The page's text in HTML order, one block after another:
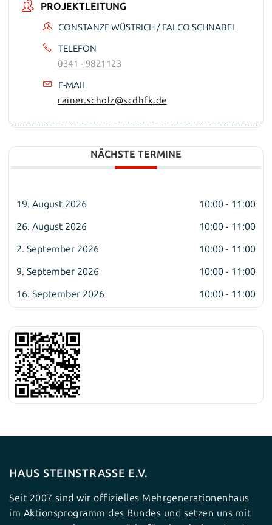
PROJEKTLEITUNG
CONSTANZE WÜSTRICH / FALCO SCHNABEL
TELEFON
0341 - 9821123
E-MAIL
rainer.scholz@scdhfk.de
NÄCHSTE TERMINE
19. August 2026
10:00 - 11:00
26. August 2026
10:00 - 11:00
2. September 2026
10:00 - 11:00
9. September 2026
10:00 - 11:00
16. September 2026
10:00 - 11:00
HAUS STEINSTRASSE E.V.
Seit 2007 sind wir offizielles Mehrgenerationenhaus
im Aktionsprogramm des Bundes und setzen uns mit